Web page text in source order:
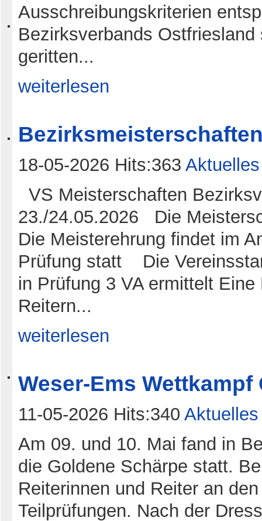
Ausschreibungskriterien
Bezirksverbands
geritten...
weiterlesen
18-05-2026 Hits:363 Aktuelles
VS Meisterschaften
23./24.05.2026 Die
Die Meisterehrung findet im
Prüfung statt Die
in Prüfung 3 VA ermittelt
Reitern...
weiterlesen
Weser-Ems
11-05-2026 Hits:340 Aktuelles
Am 09. und 10. Mai fand in
die Goldene Schärpe statt.
Reiterinnen und Reiter an
Teilprüfungen. Nach der